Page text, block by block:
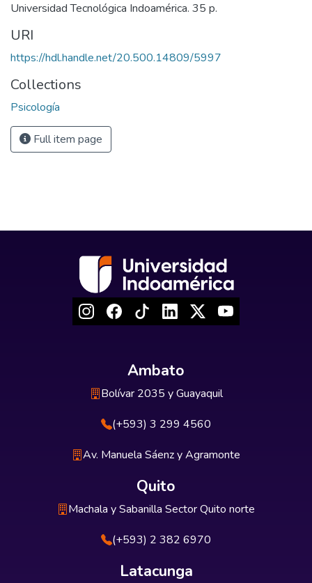
Universidad Tecnológica Indoamérica. 35 p.
URI
https://hdl.handle.net/20.500.14809/5997
Collections
Psicología
Full item page
Ambato
Bolívar 2035 y Guayaquil
(+593) 3 299 4560
Av. Manuela Sáenz y Agramonte
Quito
Machala y Sabanilla Sector Quito norte
(+593) 2 382 6970
Latacunga